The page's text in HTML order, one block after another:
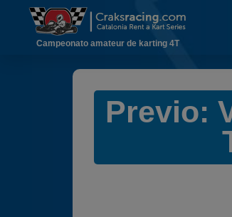
Campeonato amateur de karting 4T
Previo: